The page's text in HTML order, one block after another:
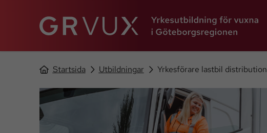
Startsida Utbildningar Yrkesförare lastbil distribution